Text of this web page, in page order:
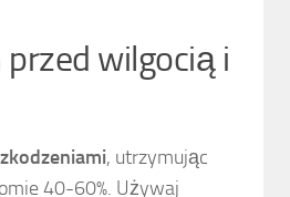
wilgocią i
, utrzymując
40-60%. Używaj